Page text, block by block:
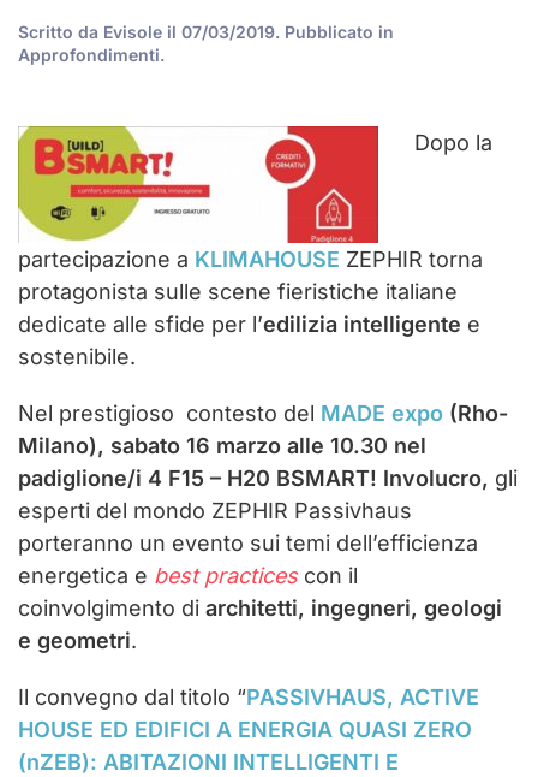
Scritto da Evisole il 07/03/2019. Pubblicato in
Approfondimenti.
Dopo la
partecipazione a KLIMAHOUSE ZEPHIR torna
protagonista sulle scene fieristiche italiane
dedicate alle sfide per l’edilizia intelligente e
sostenibile.
Nel prestigioso contesto del MADE expo (Rho-
Milano), sabato 16 marzo alle 10.30 nel
padiglione/i 4 F15 – H20 BSMART! Involucro, gli
esperti del mondo ZEPHIR Passivhaus
porteranno un evento sui temi dell’efficienza
energetica e best practices con il
coinvolgimento di architetti, ingegneri, geologi
e geometri.
Il convegno dal titolo “PASSIVHAUS, ACTIVE
HOUSE ED EDIFICI A ENERGIA QUASI ZERO
(nZEB): ABITAZIONI INTELLIGENTI E